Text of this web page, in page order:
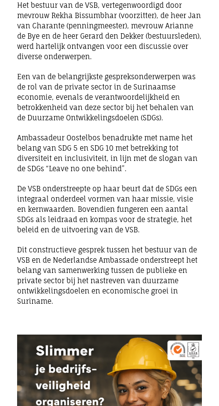
Het bestuur van de VSB, vertegenwoordigd door
mevrouw Rekha Bissumbhar (voorzitter), de heer Jan
van Charante (penningmeester), mevrouw Arianne
de Bye en de heer Gerard den Dekker (bestuursleden),
werd hartelijk ontvangen voor een discussie over
diverse onderwerpen.
Een van de belangrijkste gespreksonderwerpen was
de rol van de private sector in de Surinaamse
economie, evenals de verantwoordelijkheid en
betrokkenheid van deze sector bij het behalen van
de Duurzame Ontwikkelingsdoelen (SDGs).
Ambassadeur Oostelbos benadrukte met name het
belang van SDG 5 en SDG 10 met betrekking tot
diversiteit en inclusiviteit, in lijn met de slogan van
de SDGs “Leave no one behind”.
De VSB onderstreepte op haar beurt dat de SDGs een
integraal onderdeel vormen van haar missie, visie
en kernwaarden. Bovendien fungeren een aantal
SDGs als leidraad en kompas voor de strategie, het
beleid en de uitvoering van de VSB.
Dit constructieve gesprek tussen het bestuur van de
VSB en de Nederlandse Ambassade onderstreept het
belang van samenwerking tussen de publieke en
private sector bij het nastreven van duurzame
ontwikkelingsdoelen en economische groei in
Suriname.